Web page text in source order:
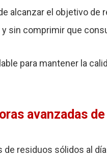
alcanzar el objetivo de
sin comprimir que
para mantener la
avanzadas
residuos sólidos al